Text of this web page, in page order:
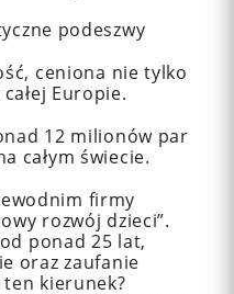
podeszwy
ceniona nie tylko
Europie.
12 milionów par
całym świecie.
firmy
rozwój dzieci”.
ponad 25 lat,
oraz zaufanie
kierunek?